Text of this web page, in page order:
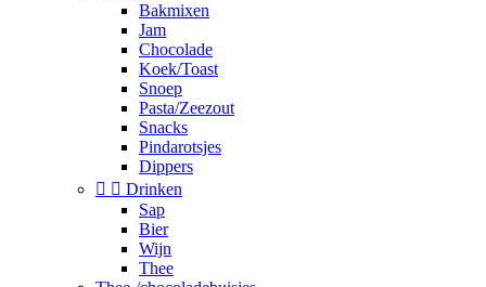
Bakmixen
Jam
Chocolade
Koek/Toast
Snoep
Pasta/Zeezout
Snacks
Pindarotsjes
Dippers
  Drinken
Sap
Bier
Wijn
Thee